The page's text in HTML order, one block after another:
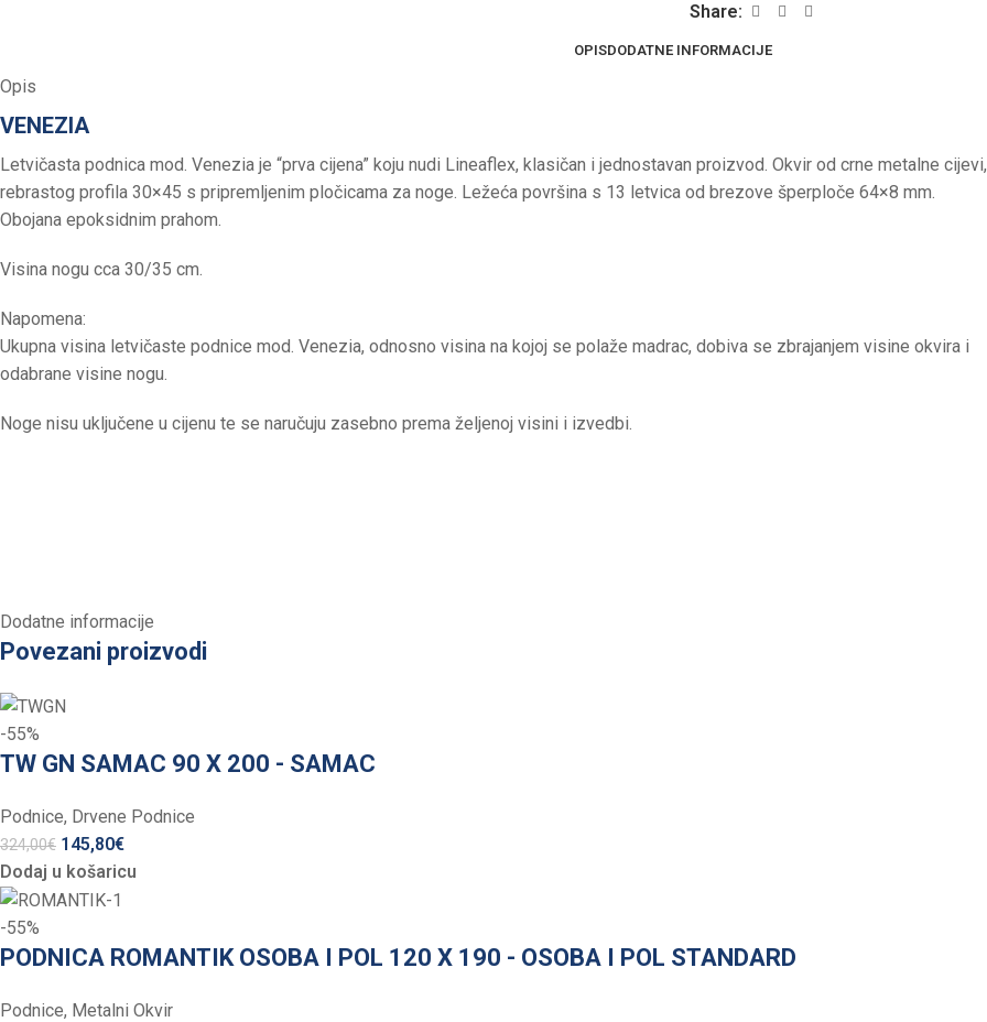
Share:
OPISDODATNE INFORMACIJE
Opis
VENEZIA
Letvičasta podnica mod. Venezia je “prva cijena” koju nudi Lineaflex, klasičan i jednostavan proizvod. Okvir od crne metalne cijevi,
rebrastog profila 30×45 s pripremljenim pločicama za noge. Ležeća površina s 13 letvica od brezove šperploče 64×8 mm.
Obojana epoksidnim prahom.
Visina nogu cca 30/35 cm.
Napomena:
Ukupna visina letvičaste podnice mod. Venezia, odnosno visina na kojoj se polaže madrac, dobiva se zbrajanjem visine okvira i
odabrane visine nogu.
Noge nisu uključene u cijenu te se naručuju zasebno prema željenoj visini i izvedbi.
Dodatne informacije
Povezani proizvodi
-55%
TW GN SAMAC 90 X 200 - SAMAC
Podnice, Drvene Podnice
324,00€ 145,80€
Dodaj u košaricu
-55%
PODNICA ROMANTIK OSOBA I POL 120 X 190 - OSOBA I POL STANDARD
Podnice, Metalni Okvir